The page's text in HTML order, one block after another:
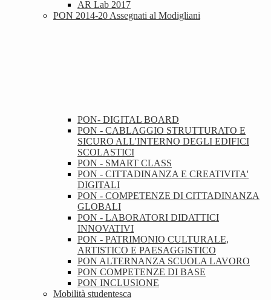
AR Lab 2017
PON 2014-20 Assegnati al Modigliani
PON- DIGITAL BOARD
PON - CABLAGGIO STRUTTURATO E
SICURO ALL'INTERNO DEGLI EDIFICI
SCOLASTICI
PON - SMART CLASS
PON - CITTADINANZA E CREATIVITA'
DIGITALI
PON - COMPETENZE DI CITTADINANZA
GLOBALI
PON - LABORATORI DIDATTICI
INNOVATIVI
PON - PATRIMONIO CULTURALE,
ARTISTICO E PAESAGGISTICO
PON ALTERNANZA SCUOLA LAVORO
PON COMPETENZE DI BASE
PON INCLUSIONE
Mobilità studentesca